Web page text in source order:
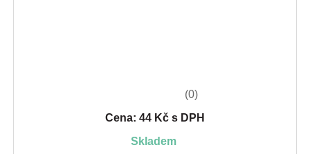
(0)
Cena: 44 Kč s DPH
skladem